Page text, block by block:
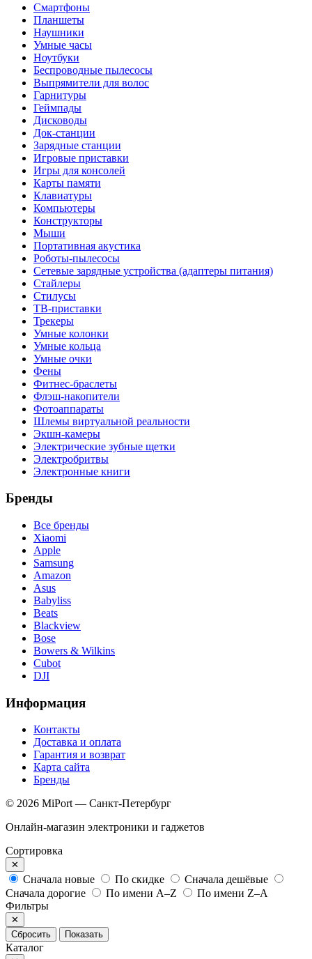
Смартфоны
Планшеты
Наушники
Умные часы
Ноутбуки
Беспроводные пылесосы
Выпрямители для волос
Гарнитуры
Геймпады
Дисководы
Док-станции
Зарядные станции
Игровые приставки
Игры для консолей
Карты памяти
Клавиатуры
Компьютеры
Конструкторы
Мыши
Портативная акустика
Роботы-пылесосы
Сетевые зарядные устройства (адаптеры питания)
Стайлеры
Стилусы
ТВ-приставки
Трекеры
Умные колонки
Умные кольца
Умные очки
Фены
Фитнес-браслеты
Флэш-накопители
Фотоаппараты
Шлемы виртуальной реальности
Экшн-камеры
Электрические зубные щетки
Электробритвы
Электронные книги
Бренды
Все бренды
Xiaomi
Apple
Samsung
Amazon
Asus
Babyliss
Beats
Blackview
Bose
Bowers & Wilkins
Cubot
DJI
Информация
Контакты
Доставка и оплата
Гарантия и возврат
Карта сайта
Бренды
© 2026 MiPort — Санкт-Петербург
Онлайн-магазин электроники и гаджетов
Сортировка
✕
Сначала новые По скидке
Сначала дешёвые
Сначала дорогие
По имени A–Z
По имени Z–A
Фильтры
✕
Сбросить
Показать
Каталог